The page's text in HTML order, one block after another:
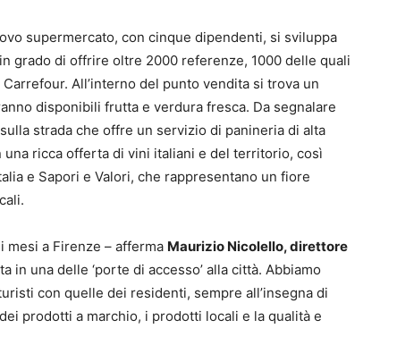
supermercato, con cinque dipendenti, si sviluppa
grado di offrire oltre 2000 referenze, 1000 delle quali
All’interno del punto vendita si trova un
disponibili frutta e verdura fresca. Da segnalare
strada che offre un servizio di panineria di alta
una ricca offerta di vini italiani e del territorio, così
e Sapori e Valori, che rappresentano un fiore
mesi a Firenze – afferma Maurizio Nicolello, direttore
in una delle ‘porte di accesso’ alla città. Abbiamo
con quelle dei residenti, sempre all’insegna di
prodotti a marchio, i prodotti locali e la qualità e